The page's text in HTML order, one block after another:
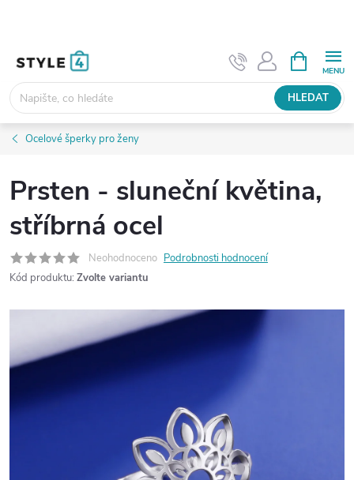
HLEDAT
NÁKUPNÍ
KOŠÍK
Ocelové šperky pro ženy
Prsten - sluneční květina,
stříbrná ocel
Neohodnoceno Podrobnosti hodnocení
Kód produktu: Zvolte variantu